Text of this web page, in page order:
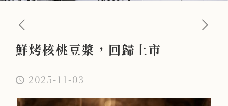
鮮烤核桃豆漿，回歸上市
2025-11-03